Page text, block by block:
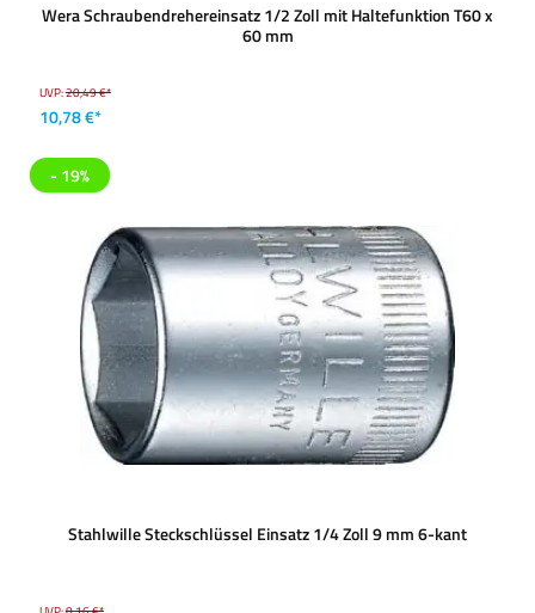
Wera Schraubendrehereinsatz 1/2 Zoll mit Haltefunktion T60 x
60 mm
UVP:20,49 €*
10,78 €*
- 19%
Stahlwille Steckschlüssel Einsatz 1/4 Zoll 9 mm 6-kant